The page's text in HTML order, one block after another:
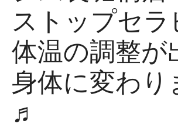
ストップセ
体温の調整が
身体に変わり
♬